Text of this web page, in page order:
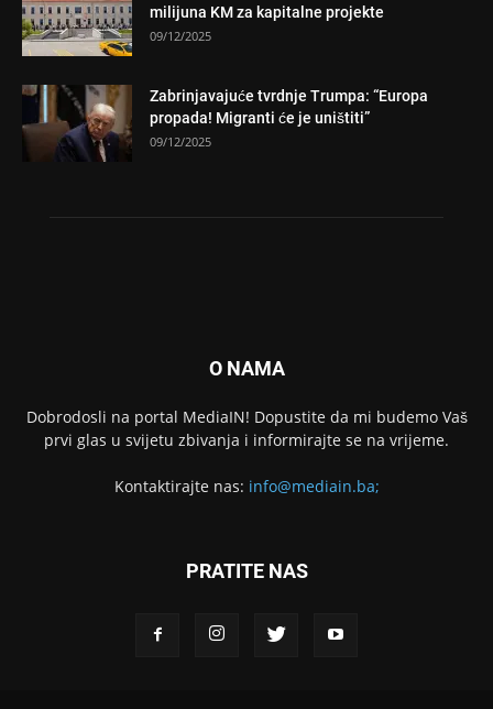
milijuna KM za kapitalne projekte
09/12/2025
Zabrinjavajuće tvrdnje Trumpa: “Europa
propada! Migranti će je uništiti”
09/12/2025
O NAMA
Dobrodosli na portal MediaIN! Dopustite da mi budemo Vaš
prvi glas u svijetu zbivanja i informirajte se na vrijeme.
Kontaktirajte nas: info@mediain.ba;
PRATITE NAS